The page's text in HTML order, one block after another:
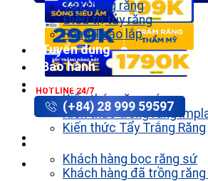
HOTLINE 24/7
(+84) 28 999 59597
Tẩy trắng răng
Điều trị tủy răng
Răng Tháo lắp
Tuyển dụng
Bảo hành
Kiến thức răng sứ
Kiến thức trồng răng
Kiến thức Tẩy Trắng Răng
Khách hàng bọc răng sứ
Khách hàng đã trồng